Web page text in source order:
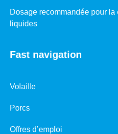
Dosage recommandée pour
liquides
Fast navigation
Volaille
Porcs
Offres d’emploi